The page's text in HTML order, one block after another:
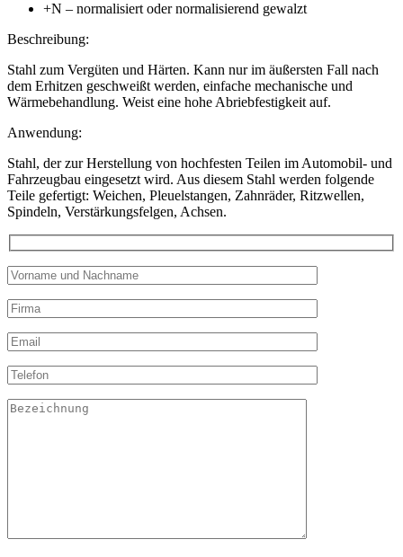
+N – normalisiert oder normalisierend gewalzt
Beschreibung:
Stahl zum Vergüten und Härten. Kann nur im äußersten Fall nach
dem Erhitzen geschweißt werden, einfache mechanische und
Wärmebehandlung. Weist eine hohe Abriebfestigkeit auf.
Anwendung:
Stahl, der zur Herstellung von hochfesten Teilen im Automobil- und
Fahrzeugbau eingesetzt wird. Aus diesem Stahl werden folgende
Teile gefertigt: Weichen, Pleuelstangen, Zahnräder, Ritzwellen,
Spindeln, Verstärkungsfelgen, Achsen.